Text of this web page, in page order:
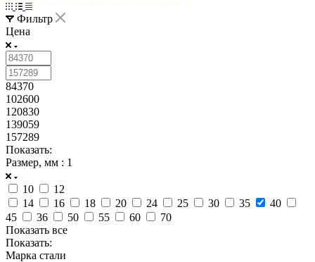
Фильтр
Цена
84370
102600
120830
139059
157289
Показать:
Размер, мм : 1
10
12
14
16 18 20 24 25 30 35
40
45
36 50 55 60
70
Показать все
Показать:
Марка стали